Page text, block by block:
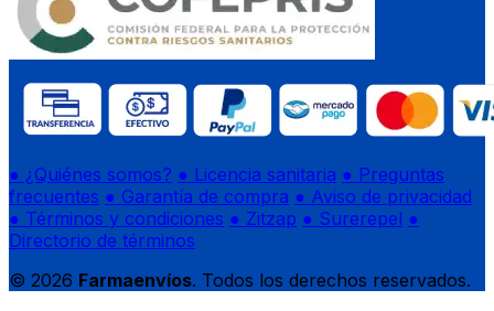
● ¿Quiénes somos? ● Licencia sanitaria ● Preguntas
frecuentes ● Garantía de compra ● Aviso de privacidad
● Términos y condiciones ● Zitzap ● Surerepel ●
Directorio de términos
© 2026 Farmaenvíos. Todos los derechos reservados.